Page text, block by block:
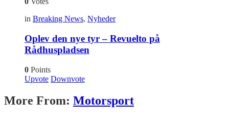
in Breaking News, Nyheder
Oplev den nye tyr – Revuelto på
Rådhuspladsen
0 Points
Upvote Downvote
More From: Motorsport